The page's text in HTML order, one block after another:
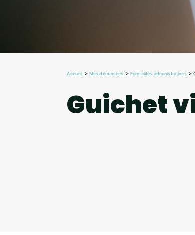
Accueil > Mes démarches >Formalités administratives>
Guichet